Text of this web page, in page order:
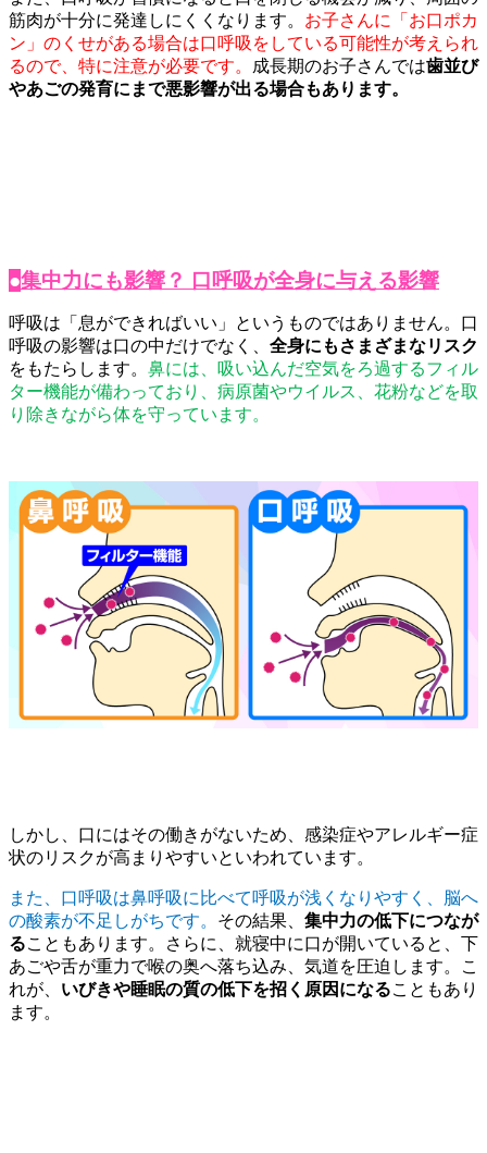
筋肉が十分に発達しにくくなります。 お子さんに「お口ポカ
ン」のくせがある場合は口呼吸をしている可能性が考えられ
るので、特に注意が必要です。
成長期のお子さんでは歯並び
やあごの発育にまで悪影響が出る場合もあります。
●集中力にも影響？ 口呼吸が全身に与える影響
呼吸は「息ができればいい」というものではありません。口
呼吸の影響は口の中だけでなく、 全身にもさまざまなリスク
をもたらします。 鼻には、吸い込んだ空気をろ過するフィル
ター機能が備わっており、病原菌やウイルス、花粉などを取
り除きながら体を守っています。
しかし、口にはその働きがないため、感染症やアレルギー症
状のリスクが高まりやすいといわれています。
また、口呼吸は鼻呼吸に比べて呼吸が浅くなりやすく、脳へ
の酸素が不足しがちです。 その結果、 集中力の低下につなが
ることもあります。さらに、就寝中に口が開いていると、下
あごや舌が重力で喉の奥へ落ち込み、気道を圧迫します。こ
れが、 いびきや睡眠の質の低下を招く原因になることもあり
ます。